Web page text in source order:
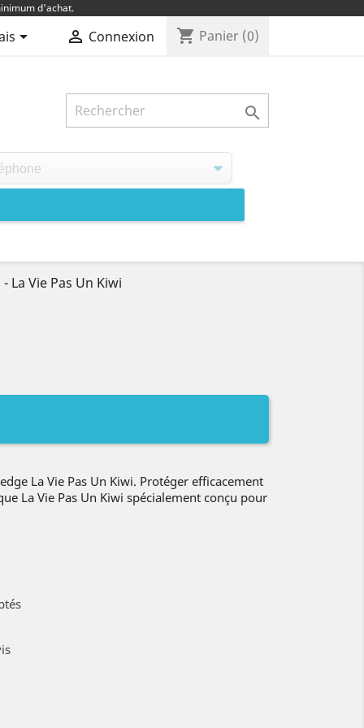
d'achat.
  Connexion shopping_cart Panier (0)

La Vie Pas Un Kiwi
La Vie Pas Un Kiwi. Protéger efficacement
La Vie Pas Un Kiwi spécialement conçu pour